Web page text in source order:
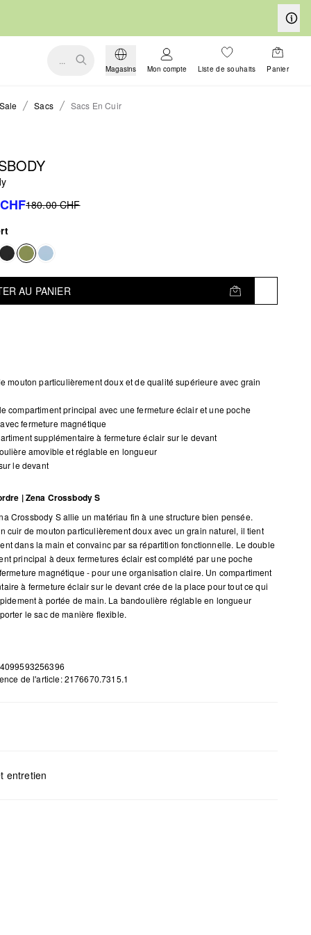
...
Magasins Mon compte Liste de souhaits Panier
Sale Sacs Sacs En Cuir
180.00 CHF
AU PANIER
mouton particulièrement doux et de qualité supérieure avec grain
compartiment principal avec une fermeture éclair et une poche
fermeture magnétique
supplémentaire à fermeture éclair sur le devant
amovible et réglable en longueur
le devant
| Zena Crossbody S
Crossbody S allie un matériau fin à une structure bien pensée.
cuir de mouton particulièrement doux avec un grain naturel, il tient
dans la main et convainc par sa répartition fonctionnelle. Le double
principal à deux fermetures éclair est complété par une poche
magnétique - pour une organisation claire. Un compartiment
à fermeture éclair sur le devant crée de la place pour tout ce qui
à portée de main. La bandoulière réglable en longueur
le sac de manière flexible.
de l'article: 2176670.7315.1
entretien